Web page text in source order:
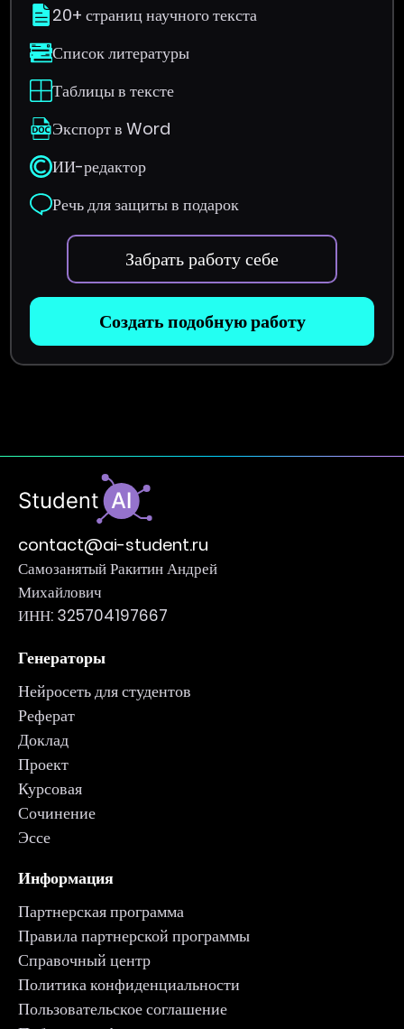
20+ страниц научного текста
Список литературы
Таблицы в тексте
Экспорт в Word
ИИ-редактор
Речь для защиты в подарок
Забрать работу себе
Создать подобную работу
contact@ai-student.ru
Самозанятый Ракитин Андрей
Михайлович
ИНН: 325704197667
Генераторы
Нейросеть для студентов
Реферат
Доклад
Проект
Курсовая
Сочинение
Эссе
Информация
Партнерская программа
Правила партнерской программы
Справочный центр
Политика конфиденциальности
Пользовательское соглашение